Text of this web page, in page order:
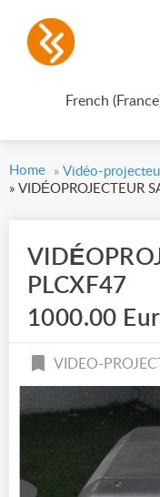
French
Home » Vidéo-
» VIDÉOPROJECTEUR
PLCXF47
1000.00
VIDEO-